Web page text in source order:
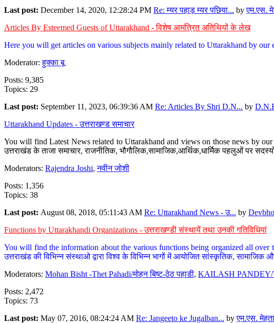
Last post: December 14, 2020, 12:28:24 PM Re: म्यर पहाड़ म्यर पछिया... byएम.एस.
Articles By Esteemed Guests of Uttarakhand - विशेष आमंत्रित अतिथियों के लेख
Here you will get articles on various subjects mainly related to Uttarakhand by our
Moderator:हुक्का बू
Posts: 9,385
Topics: 29
Last post: September 11, 2023, 06:39:36 AM Re: Articles By Shri D.N... by
Uttarakhand Updates - उत्तराखण्ड समाचार
You will find Latest News related to Uttarakhand and views on those news by
उत्तराखंड के ताजा समाचार, राजनीतिक, भौगौलिक,सामाजिक,आर्थिक,धार्मिक पहलुओं पर
Moderators: Rajendra Joshi,नवीन जोशी
Posts: 1,356
Topics: 38
Last post: August 08, 2018, 05:11:43 AM Re: Uttarakhand News - उ... by
Functions by Uttarakhandi Organizations - उत्तराखण्डी संस्थायें तथा उनकी गतिविधियां
You will find the information about the various functions being organized all
उत्तराखंड की विभिन्न संस्थाओ द्वारा विश्व के विभिन्न भागों में आयोजित सांस्कृतिक,
Moderators: Mohan Bisht -Thet Pahadi/मोहन बिष्ट-ठेठ पहाडी, KAILASH
Posts: 2,472
Topics: 73
Last post: May 07, 2016, 08:24:24 AM Re: Jangeeto ke Jugalban... byएम.एस.